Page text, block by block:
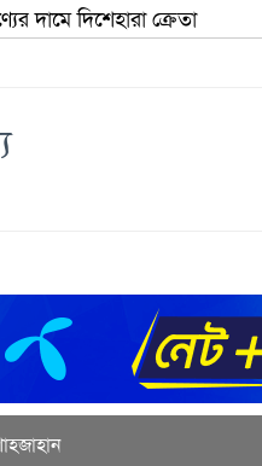
দামে দিশেহারা ক্রেতা